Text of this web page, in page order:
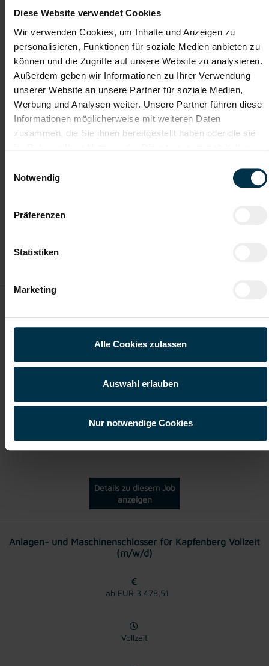
Diese Website verwendet Cookies
Wir verwenden Cookies, um Inhalte und Anzeigen zu
personalisieren, Funktionen für soziale Medien anbieten zu
können und die Zugriffe auf unsere Website zu analysieren.
Außerdem geben wir Informationen zu Ihrer Verwendung
unserer Website an unsere Partner für soziale Medien,
Werbung und Analysen weiter. Unsere Partner führen diese
Informationen möglicherweise mit weiteren Daten
zusammen, die Sie ihnen bereitgestellt haben oder die sie
Notwendig
Präferenzen
Statistiken
Marketing
Alle Cookies zulassen
Auswahl erlauben
Nur notwendige Cookies
Weitere interessante Jobmöglichkeiten
MAG-Schweißer Maschinenbau, keine Schicht, Vollzeit
Waidhofen/Ybbs (m/w/d)
ab EUR 3.049,41
ab EUR 18,83
Vollzeit
Details zu diesem Job
anzeigen
Anlagen- und Maschinenschlosser für Kapfenberg Vollzeit
(m/w/d)
ab EUR 3.478,51
Vollzeit